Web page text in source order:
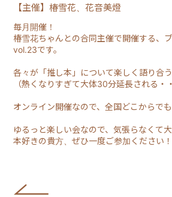
Fan Club
CONTACT
【主催】椿雪花、花音美燈
毎月開催！
椿雪花ちゃんとの合同主催で開催する、
vol.23です。
各々が「推し本」について楽しく語り合う
（熱くなりすぎて大体30分延長される・
オンライン開催なので、全国どこからで
ゆるっと楽しい会なので、気張らなくて大
本好きの貴方、ぜひ一度ご参加ください！